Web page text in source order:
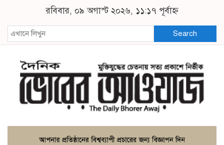
রবিবার, ০৯ অগাস্ট ২০২৬, ১১:১৭ পূর্বাহ্ন
Search